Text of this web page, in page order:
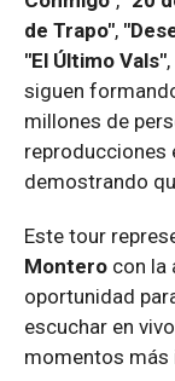
de Trapo",
"El Último Vals",
siguen
millones de
reproducciones
demostrando
Este tour
Montero con la
oportunidad
escuchar en
momentos más